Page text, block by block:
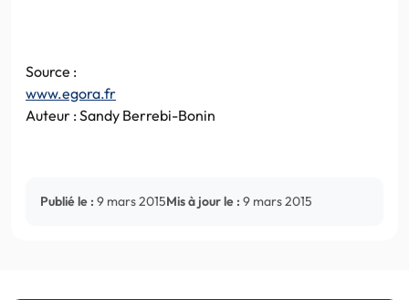
Source :
www.egora.fr
Auteur : Sandy Berrebi-Bonin
Publié le : 9 mars 2015Mis à jour le : 9 mars 2015